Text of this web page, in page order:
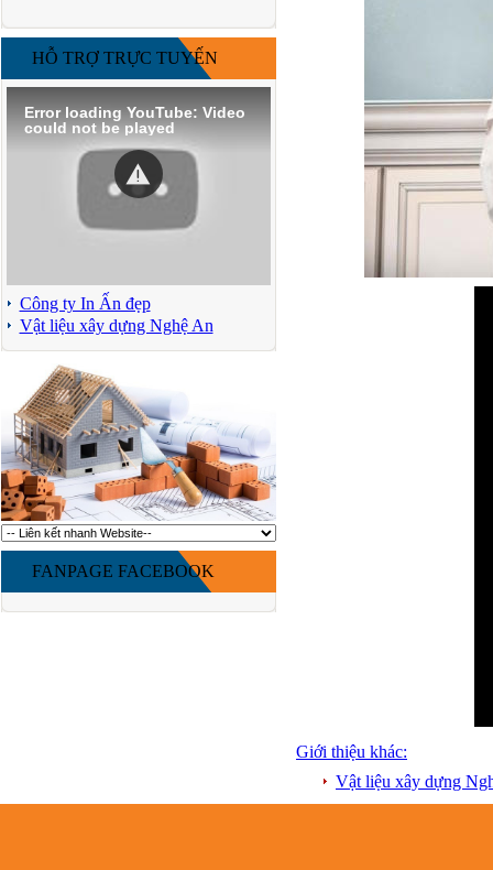
HỖ TRỢ TRỰC TUYẾN
Error loading YouTube: Video
could not be played
Công ty In Ấn đẹp
Vật liệu xây dựng Nghệ An
FANPAGE FACEBOOK
Giới thiệu khác:
Vật liệu xây dựng